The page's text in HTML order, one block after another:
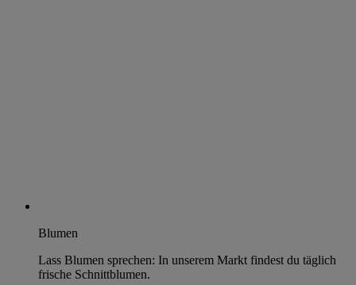
Blumen
Lass Blumen sprechen: In unserem Markt findest du täglich
frische Schnittblumen.